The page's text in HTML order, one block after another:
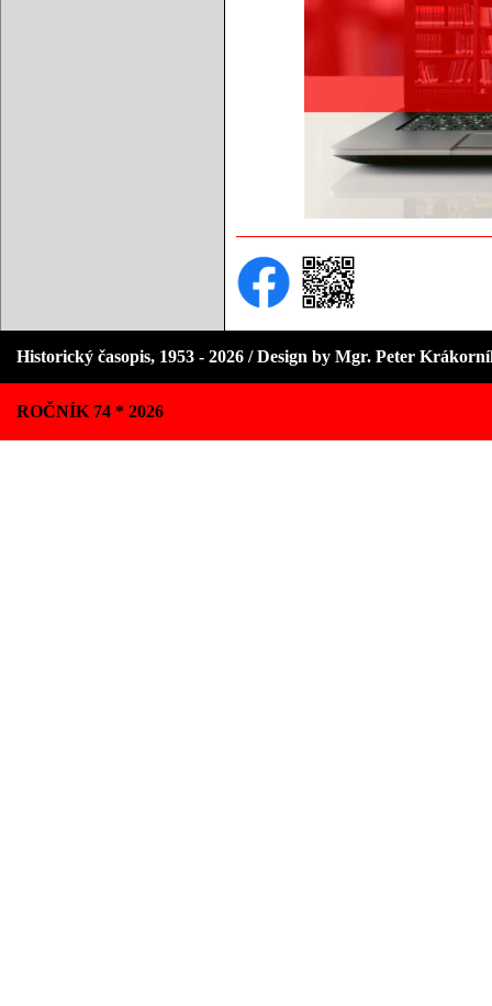
Historický časopis, 1953 - 2026 / Design by Mgr. Peter
ROČNÍK 74 * 2026